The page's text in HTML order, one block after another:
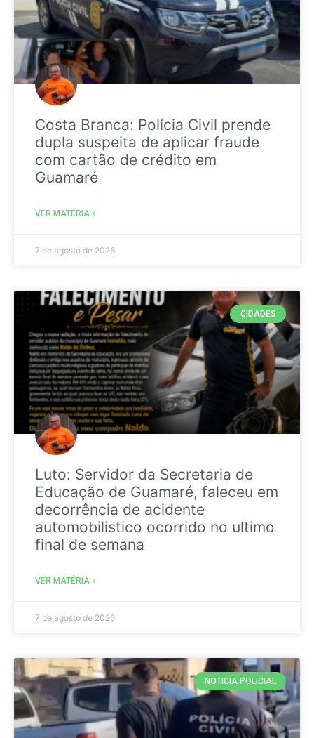
Costa Branca: Polícia Civil prende
dupla suspeita de aplicar fraude
com cartão de crédito em
Guamaré
VER MATÉRIA »
7 de agosto de 2026
CIDADES
Luto: Servidor da Secretaria de
Educação de Guamaré, faleceu em
decorrência de acidente
automobilistico ocorrido no ultimo
final de semana
VER MATÉRIA »
7 de agosto de 2026
NOTICIA POLICIAL